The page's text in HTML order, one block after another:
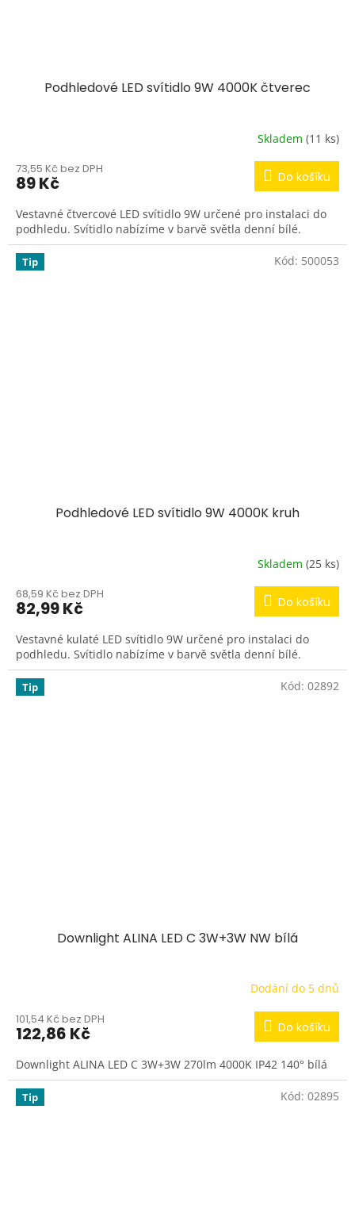
Podhledové LED svítidlo 9W 4000K čtverec
Skladem (11 ks)
73,55 Kč bez DPH
89 Kč Do košíku
Vestavné čtvercové LED svítidlo 9W určené pro instalaci do
podhledu. Svítidlo nabízíme v barvě světla denní bílé.
Tip
Podhledové LED svítidlo 9W 4000K kruh
Skladem (25 ks)
68,59 Kč bez DPH
82,99 Kč Do košíku
Vestavné kulaté LED svítidlo 9W určené pro instalaci do
podhledu. Svítidlo nabízíme v barvě světla denní bílé.
Kód: 500053
Tip
Downlight ALINA LED C 3W+3W NW bílá
Dodání do 5 dnů
101,54 Kč bez DPH
122,86 Kč Do košíku
Downlight ALINA LED C 3W+3W 270lm 4000K IP42 140° bílá
Kód: 02892
Tip Kód: 02895